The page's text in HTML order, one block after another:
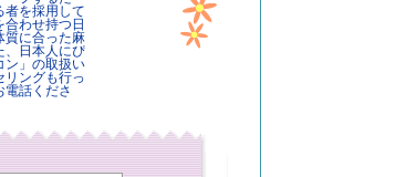
者を採用して
わせ持つ日
質に合った麻
、日本人にぴ
ン」の取扱い
リングも行っ
話くださ